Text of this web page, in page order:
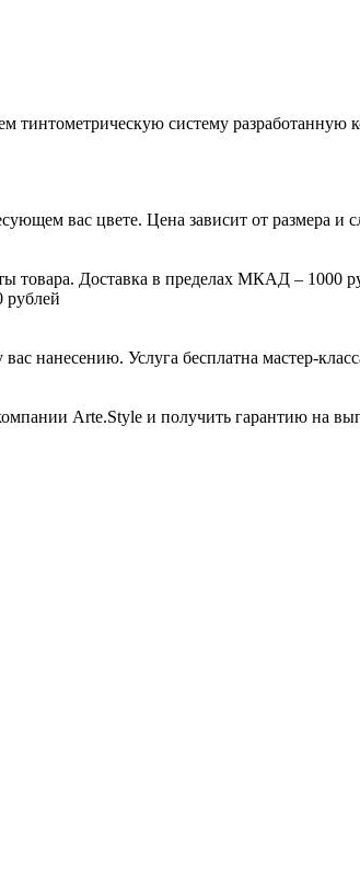
тинтометрическую систему
вас цвете. Цена зависит от размера
товара. Доставка в пределах МКАД –
рублей
нанесению. Услуга бесплатна мастер-
Arte.Style и получить гарантию